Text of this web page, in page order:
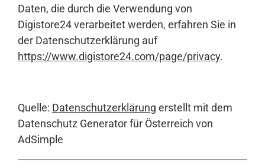
Daten, die durch die Verwendung von
Digistore24 verarbeitet werden, erfahren Sie in
der Datenschutzerklärung auf
https://www.digistore24.com/page/privacy.
Quelle: Datenschutzerklärung erstellt mit dem
Datenschutz Generator für Österreich von
AdSimple